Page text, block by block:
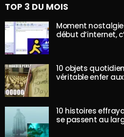
TOP 3 DU MOIS
Moment
début d’internet,
10 objets
véritable enfer
10 histoires
se passent au